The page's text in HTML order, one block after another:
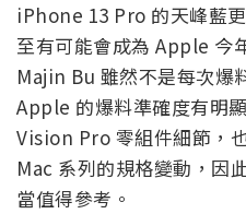
iPhone 13 Pro 的天峰藍
至有可能會成為 Apple 今
Majin Bu 雖然不是每次爆
Apple 的爆料準確度有明
Vision Pro 零組件細節，
Mac 系列的規格變動，因
當值得參考。